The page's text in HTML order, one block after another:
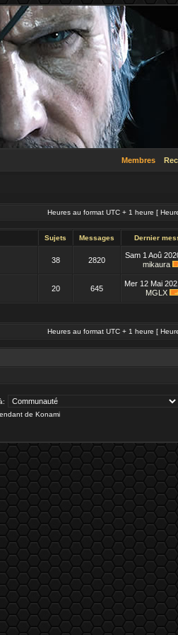
Membres
Heures au format UTC + 1 heure [
Sujets Messages Dernier
38 2820
Sam 1 Aoû
mikaura
20 645
Mer 12 Mai
MGLX
Heures au format UTC + 1 heure [
de Konami